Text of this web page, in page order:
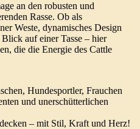
an den robusten und
Rasse. Ob als
Weste, dynamisches Design
auf einer Tasse – hier
die die Energie des Cattle
Hundesportler, Frauchen
und unerschütterlichen
– mit Stil, Kraft und Herz!